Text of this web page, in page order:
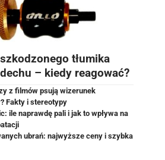
tłumika
– kiedy reagować?
z filmów psują wizerunek
Fakty i stereotypy
ile naprawdę pali i jak to wpływa na
ubrań: najwyższe ceny i szybka